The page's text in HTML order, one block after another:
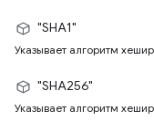
"SHA1"
Указывает алгоритм
"SHA256"
Указывает алгоритм